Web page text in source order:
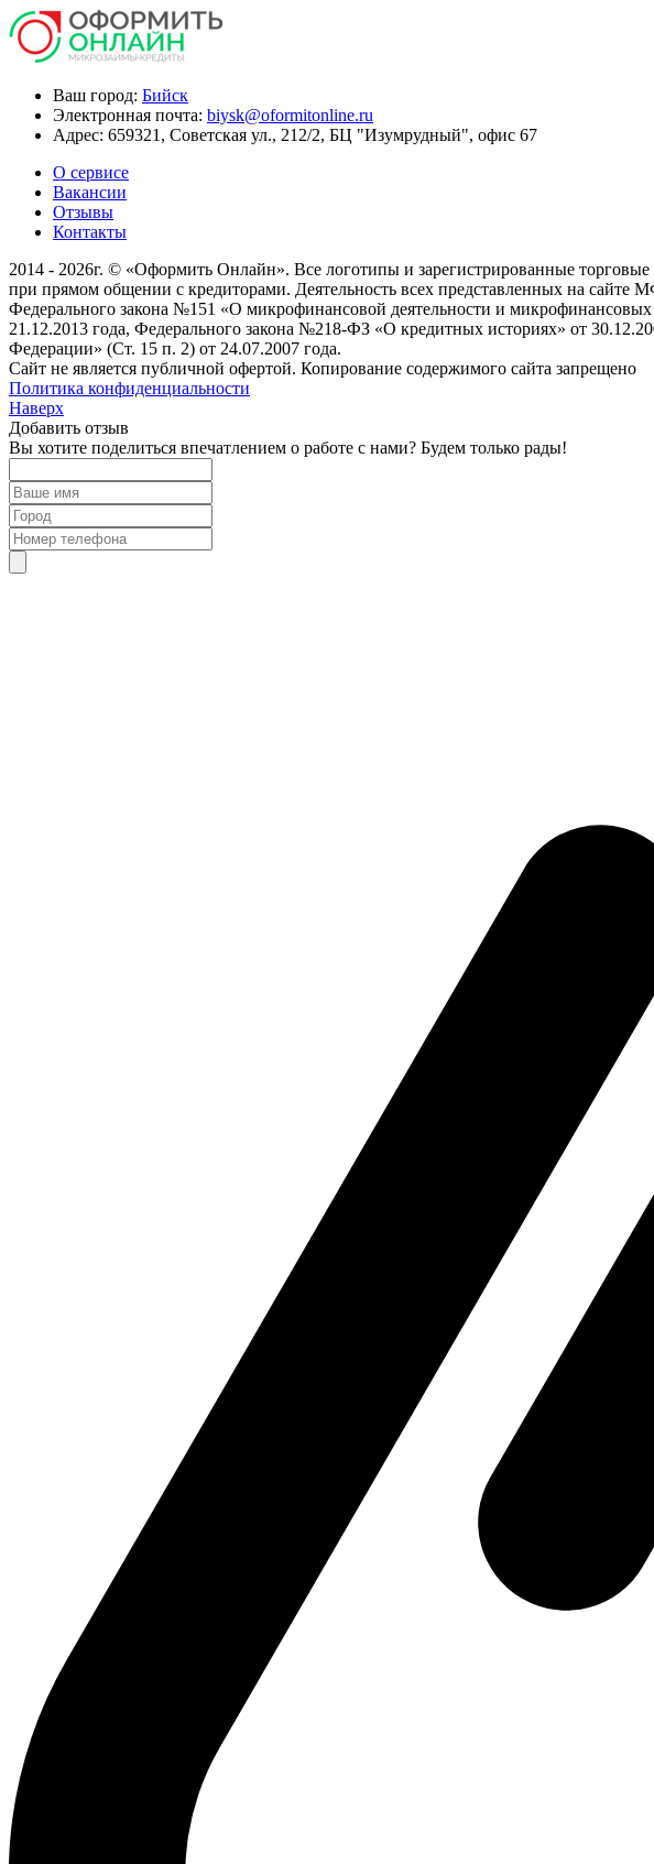
Ваш город: Бийск
Электронная почта: biysk@oformitonline.ru
Адрес: 659321, Советская ул., 212/2, БЦ "Изумрудный", офис 67
О сервисе
Вакансии
Отзывы
Контакты
2014 - 2026г. © «Оформить Онлайн». Все логотипы и зарегистрированные
при прямом общении с кредиторами. Деятельность всех представленных на сайте
Федерального закона №151 «О микрофинансовой деятельности и
21.12.2013 года, Федерального закона №218-ФЗ «О кредитных историях» от
Федерации» (Ст. 15 п. 2) от 24.07.2007 года.
Сайт не является публичной офертой. Копирование содержимого сайта запрещено
Политика конфиденциальности
Наверх
Добавить отзыв
Вы хотите поделиться впечатлением о работе с нами? Будем только рады!